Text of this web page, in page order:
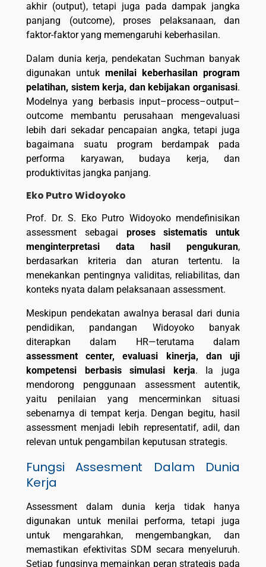
akhir (output), tetapi juga pada dampak jangka
panjang (outcome), proses pelaksanaan, dan
faktor-faktor yang memengaruhi keberhasilan.
Dalam dunia kerja, pendekatan Suchman banyak
digunakan untuk menilai keberhasilan program
pelatihan, sistem kerja, dan kebijakan organisasi.
Modelnya yang berbasis input–process–output–
outcome membantu perusahaan mengevaluasi
lebih dari sekadar pencapaian angka, tetapi juga
bagaimana suatu program berdampak pada
performa karyawan, budaya kerja, dan
produktivitas jangka panjang.
Eko Putro Widoyoko
Prof. Dr. S. Eko Putro Widoyoko mendefinisikan
assessment sebagai proses sistematis untuk
menginterpretasi data hasil pengukuran,
berdasarkan kriteria dan aturan tertentu. Ia
menekankan pentingnya validitas, reliabilitas, dan
konteks nyata dalam pelaksanaan assessment.
Meskipun pendekatan awalnya berasal dari dunia
pendidikan, pandangan Widoyoko banyak
diterapkan dalam HR—terutama dalam
assessment center, evaluasi kinerja, dan uji
kompetensi berbasis simulasi kerja. Ia juga
mendorong penggunaan assessment autentik,
yaitu penilaian yang mencerminkan situasi
sebenarnya di tempat kerja. Dengan begitu, hasil
assessment menjadi lebih representatif, adil, dan
relevan untuk pengambilan keputusan strategis.
Fungsi Assesment Dalam Dunia
Kerja
Assessment dalam dunia kerja tidak hanya
digunakan untuk menilai performa, tetapi juga
untuk mengarahkan, mengembangkan, dan
memastikan efektivitas SDM secara menyeluruh.
Setiap fungsinya memainkan peran strategis pada